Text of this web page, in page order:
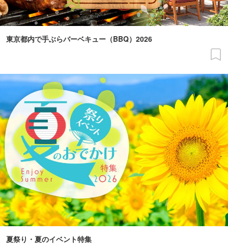
東京都内で手ぶらバーベキュー（BBQ）2026
夏祭り・夏のイベント特集